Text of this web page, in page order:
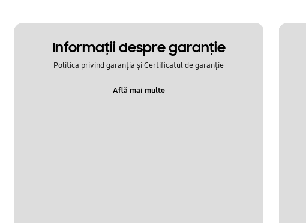
Informaţii despre garanţie
Politica privind garanția și Certificatul de garanție
Află mai multe